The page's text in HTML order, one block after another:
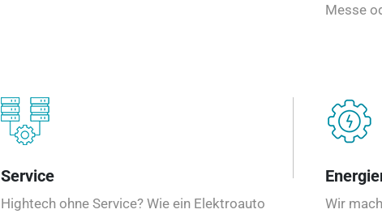
Messe
Service
Hightech ohne Service? Wie ein Elektroauto
Wir